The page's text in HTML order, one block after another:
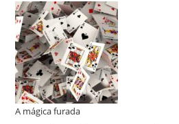
A mágica furada